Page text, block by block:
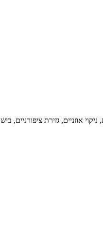
אוזניים, גזירת ציפורניים,